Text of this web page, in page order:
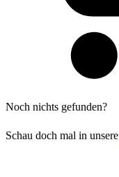
Noch nichts gefunden?
Schau doch mal in unsere